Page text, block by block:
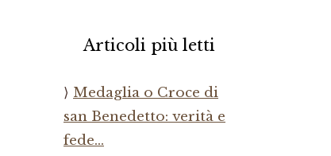
Articoli più letti
Medaglia o Croce di
san Benedetto: verità e
fede…